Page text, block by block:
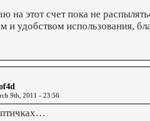
на этот счет пока не
и удобством использования,
9th, 2011 - 23:56
птичках…